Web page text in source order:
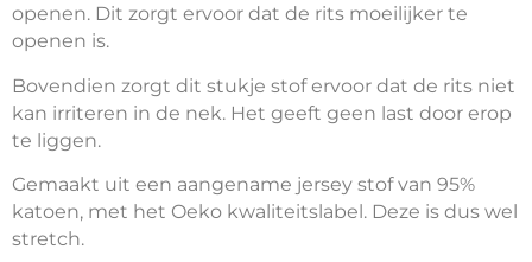
openen. Dit zorgt ervoor dat de rits moeilijker te
openen is.
Bovendien zorgt dit stukje stof ervoor dat de rits niet
kan irriteren in de nek. Het geeft geen last door erop
te liggen.
Gemaakt uit een aangename jersey stof van 95%
katoen, met het Oeko kwaliteitslabel. Deze is dus wel
stretch.